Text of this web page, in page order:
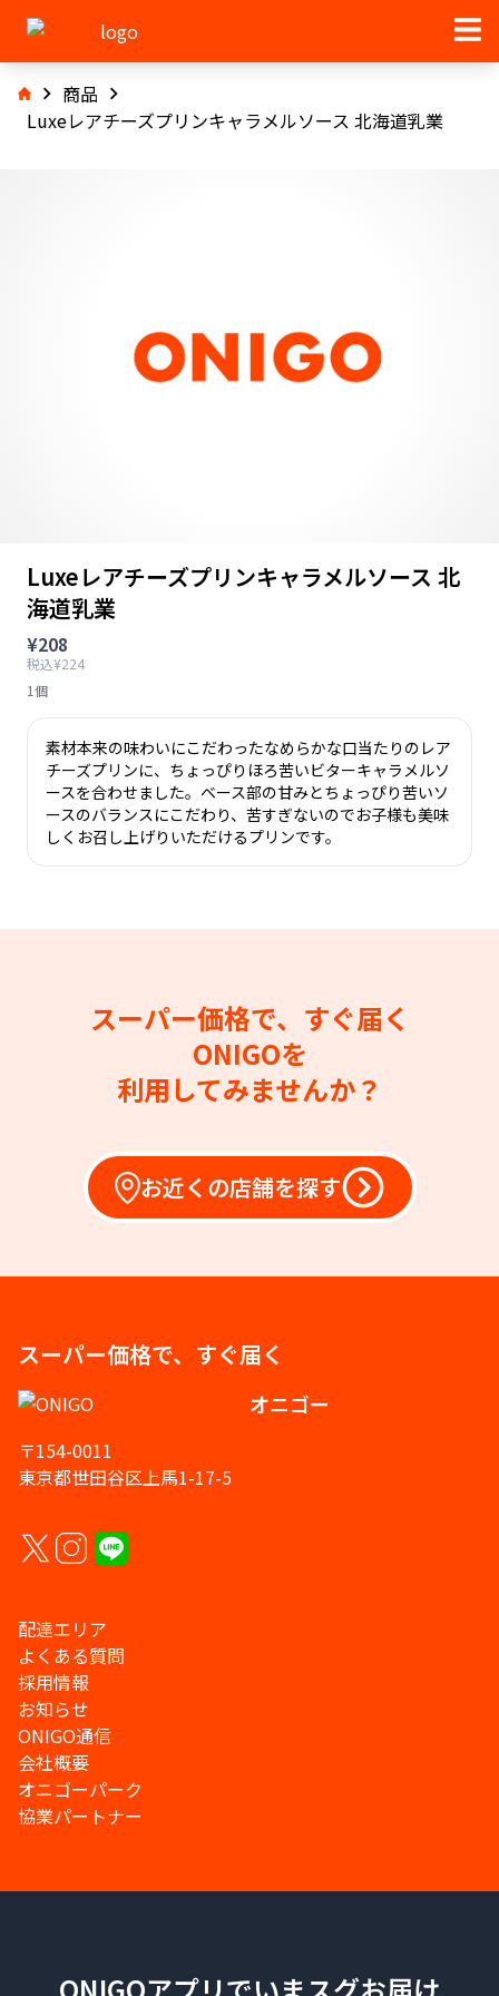
商品
Luxeレアチーズプリンキャラメルソース 北海道乳業
Luxeレアチーズプリンキャラメルソース 北
海道乳業
¥208
税込¥224
1個
素材本来の味わいにこだわったなめらかな口当たりのレア
チーズプリンに、ちょっぴりほろ苦いビターキャラメルソ
ースを合わせました。ベース部の甘みとちょっぴり苦いソ
ースのバランスにこだわり、苦すぎないのでお子様も美味
しくお召し上げりいただけるプリンです。
スーパー価格で、すぐ届く
ONIGOを
利用してみませんか？
お近くの店舗を探す
スーパー価格で、すぐ届く
オニゴー
〒154-0011
東京都世田谷区上馬1-17-5
配達エリア
よくある質問
採用情報
お知らせ
ONIGO通信
会社概要
オニゴーパーク
協業パートナー